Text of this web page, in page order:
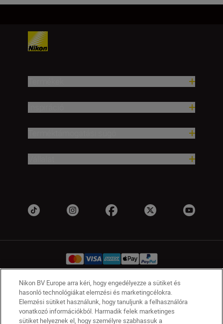
HU Nikon Sites
Lépjen kapcsolatba velünk
Adatvédelmi nyilatkozat
Jogi nyilatkozat
Nikon Store szerződési feltételek
Nikon BV Europe arra kéri, hogy engedélyezze a sütiket és
hasonló technológiákat elemzési és marketingcélokra.
Elemzési sütiket használunk, hogy tanuljunk a felhasználóra
vonatkozó információkból. Harmadik felek marketinges
sütiket helyeznek el, hogy személyre szabhassuk a